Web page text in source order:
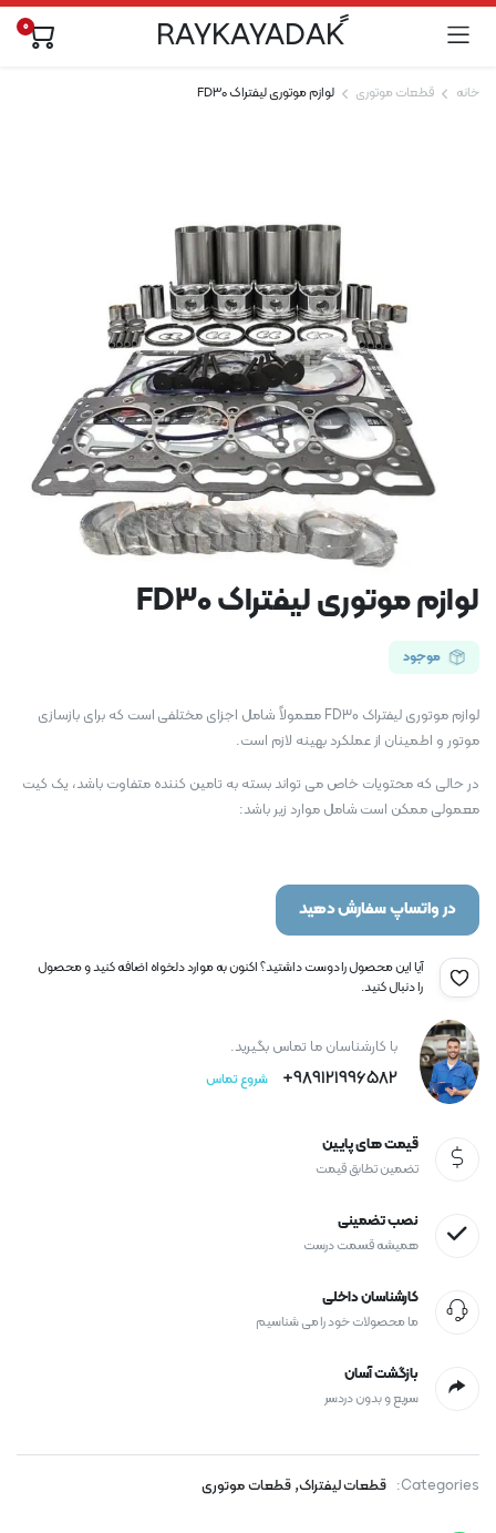
ًRAYKAYADAK 0
خانه قطعات موتوری لوازم موتوری لیفتراک FD30
لوازم موتوری لیفتراک FD30
موجود
لوازم موتوری لیفتراک FD30 معمولاً شامل اجزای مختلفی است که برای بازسازی
موتور و اطمینان از عملکرد بهینه لازم است.
در حالی که محتویات خاص می تواند بسته به تامین کننده متفاوت باشد، یک کیت
معمولی ممکن است شامل موارد زیر باشد:
در واتساپ سفارش دهید
آیا این محصول را دوست داشتید؟ اکنون به موارد دلخواه اضافه کنید و محصول
را دنبال کنید.
با کارشناسان ما تماس بگیرید.
989121996582+ شروع تماس
قیمت های پایین
تضمین تطابق قیمت
نصب تضمینی
همیشه قسمت درست
کارشناسان داخلی
ما محصولات خود را می شناسیم
بازگشت آسان
سریع و بدون دردسر
Categories: قطعات لیفتراک,قطعات موتوری